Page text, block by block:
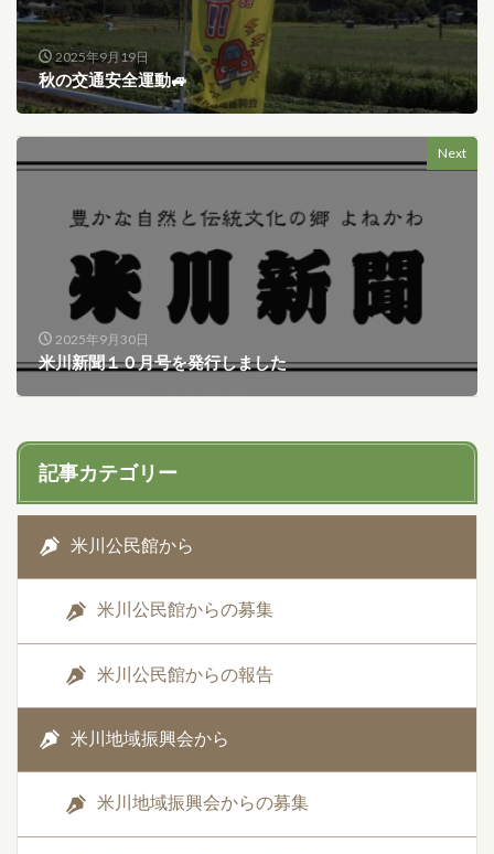
2025年9月19日
秋の交通安全運動🚙
Next
2025年9月30日
米川新聞１０月号を発行しました
記事カテゴリー
米川公民館から
米川公民館からの募集
米川公民館からの報告
米川地域振興会から
米川地域振興会からの募集